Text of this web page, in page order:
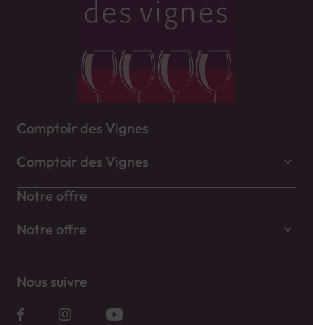
Comptoir des Vignes
Comptoir des Vignes
Notre offre
Notre offre
Nous suivre